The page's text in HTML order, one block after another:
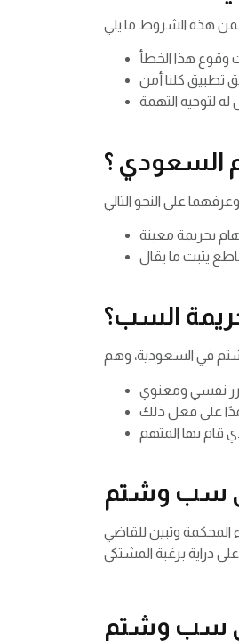
السعودي ؟
السب؟
سب وشتم
المحكمة وتبين للقاضي
سب وشتم